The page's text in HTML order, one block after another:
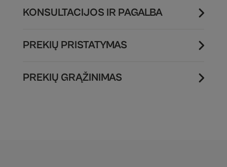
KONSULTACIJOS IR PAGALBA
PREKIŲ PRISTATYMAS
PREKIŲ GRĄŽINIMAS